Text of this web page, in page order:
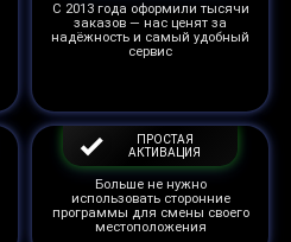
С 2013 года оформили тысячи
заказов — нас ценят за
надёжность и самый удобный
сервис
ПРОСТАЯ
АКТИВАЦИЯ
Больше не нужно
использовать сторонние
программы для смены своего
местоположения